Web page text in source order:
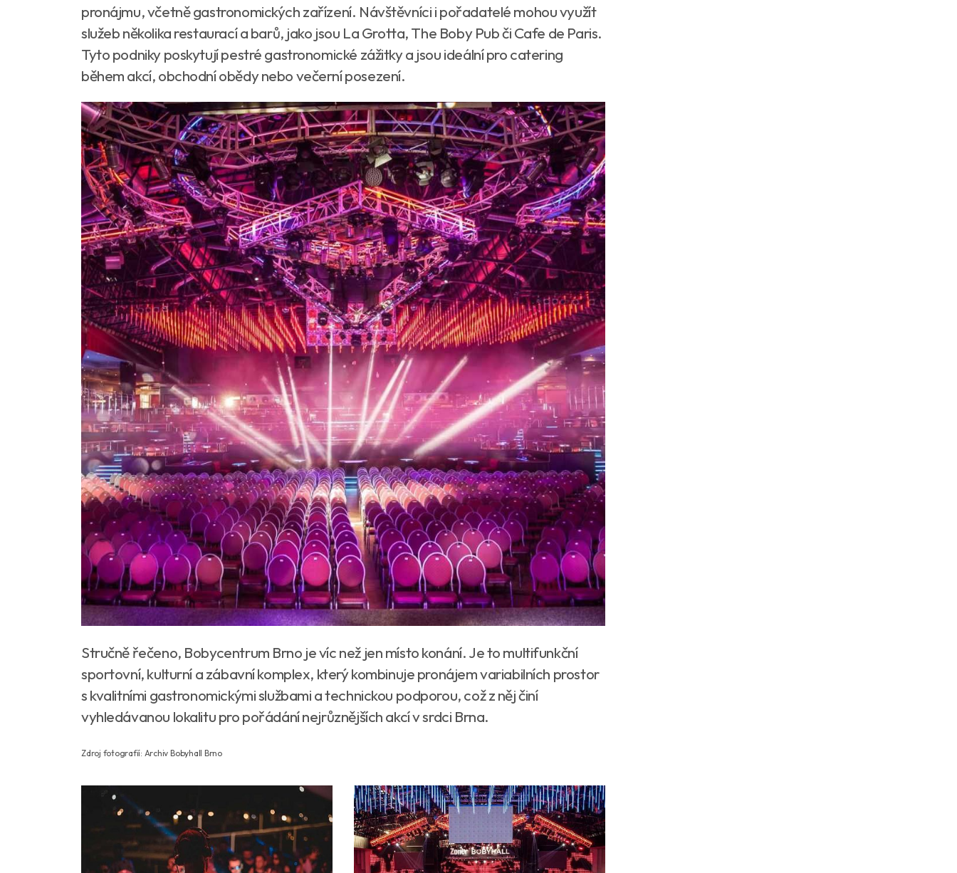
pronájmu, včetně gastronomických zařízení. Návštěvníci i pořadatelé mohou využít
služeb několika restaurací a barů, jako jsou La Grotta, The Boby Pub či Cafe de Paris.
Tyto podniky poskytují pestré gastronomické zážitky a jsou ideální pro catering
během akcí, obchodní obědy nebo večerní posezení.
Stručně řečeno, Bobycentrum Brno je víc než jen místo konání. Je to multifunkční
sportovní, kulturní a zábavní komplex, který kombinuje pronájem variabilních prostor
s kvalitními gastronomickými službami a technickou podporou, což z něj činí
vyhledávanou lokalitu pro pořádání nejrůznějších akcí v srdci Brna.
Zdroj fotografií: Archiv Bobyhall Brno